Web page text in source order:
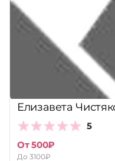
Елизавета
5
От 500₽
До 3100₽